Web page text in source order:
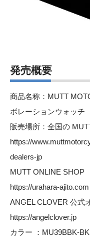
発売概要
商品名称：MUTT
ボレーションウォッチ
販売場所：全国の
https://
dealers-jp
MUTT ONLINE SHOP
https://urahara-ajito.com
ANGEL CLOVER 公式
https://angelclover.jp
カラー ：MU39BBK-